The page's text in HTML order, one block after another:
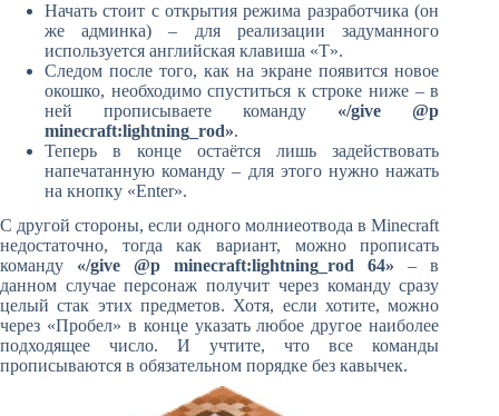
Начать стоит с открытия режима разработчика (он
же админка) – для реализации задуманного
используется английская клавиша «T».
Следом после того, как на экране появится новое
окошко, необходимо спуститься к строке ниже – в
ней прописываете команду «/give @p
minecraft:lightning_rod».
Теперь в конце остаётся лишь задействовать
напечатанную команду – для этого нужно нажать
на кнопку «Enter».
С другой стороны, если одного молниеотвода в Minecraft
недостаточно, тогда как вариант, можно прописать
команду «/give @p minecraft:lightning_rod 64» – в
данном случае персонаж получит через команду сразу
целый стак этих предметов. Хотя, если хотите, можно
через «Пробел» в конце указать любое другое наиболее
подходящее число. И учтите, что все команды
прописываются в обязательном порядке без кавычек.